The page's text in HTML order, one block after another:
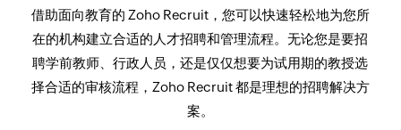
借助面向教育的 Zoho Recruit，您可以快速轻松地为您所
在的机构建立合适的人才招聘和管理流程。无论您是要招
聘学前教师、行政人员，还是仅仅想要为试用期的教授选
择合适的审核流程，Zoho Recruit 都是理想的招聘解决方
案。